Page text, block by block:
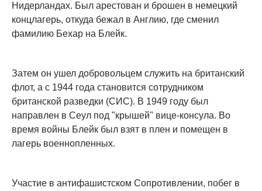
Нидерландах. Был арестован и брошен в немецкий
концлагерь, откуда бежал в Англию, где сменил
фамилию Бехар на Блейк.
Затем он ушел добровольцем служить на британский
флот, а с 1944 года становится сотрудником
британской разведки (СИС). В 1949 году был
направлен в Сеул под "крышей" вице-консула. Во
время войны Блейк был взят в плен и помещен в
лагерь военнопленных.
Участие в антифашистском Сопротивлении, побег в